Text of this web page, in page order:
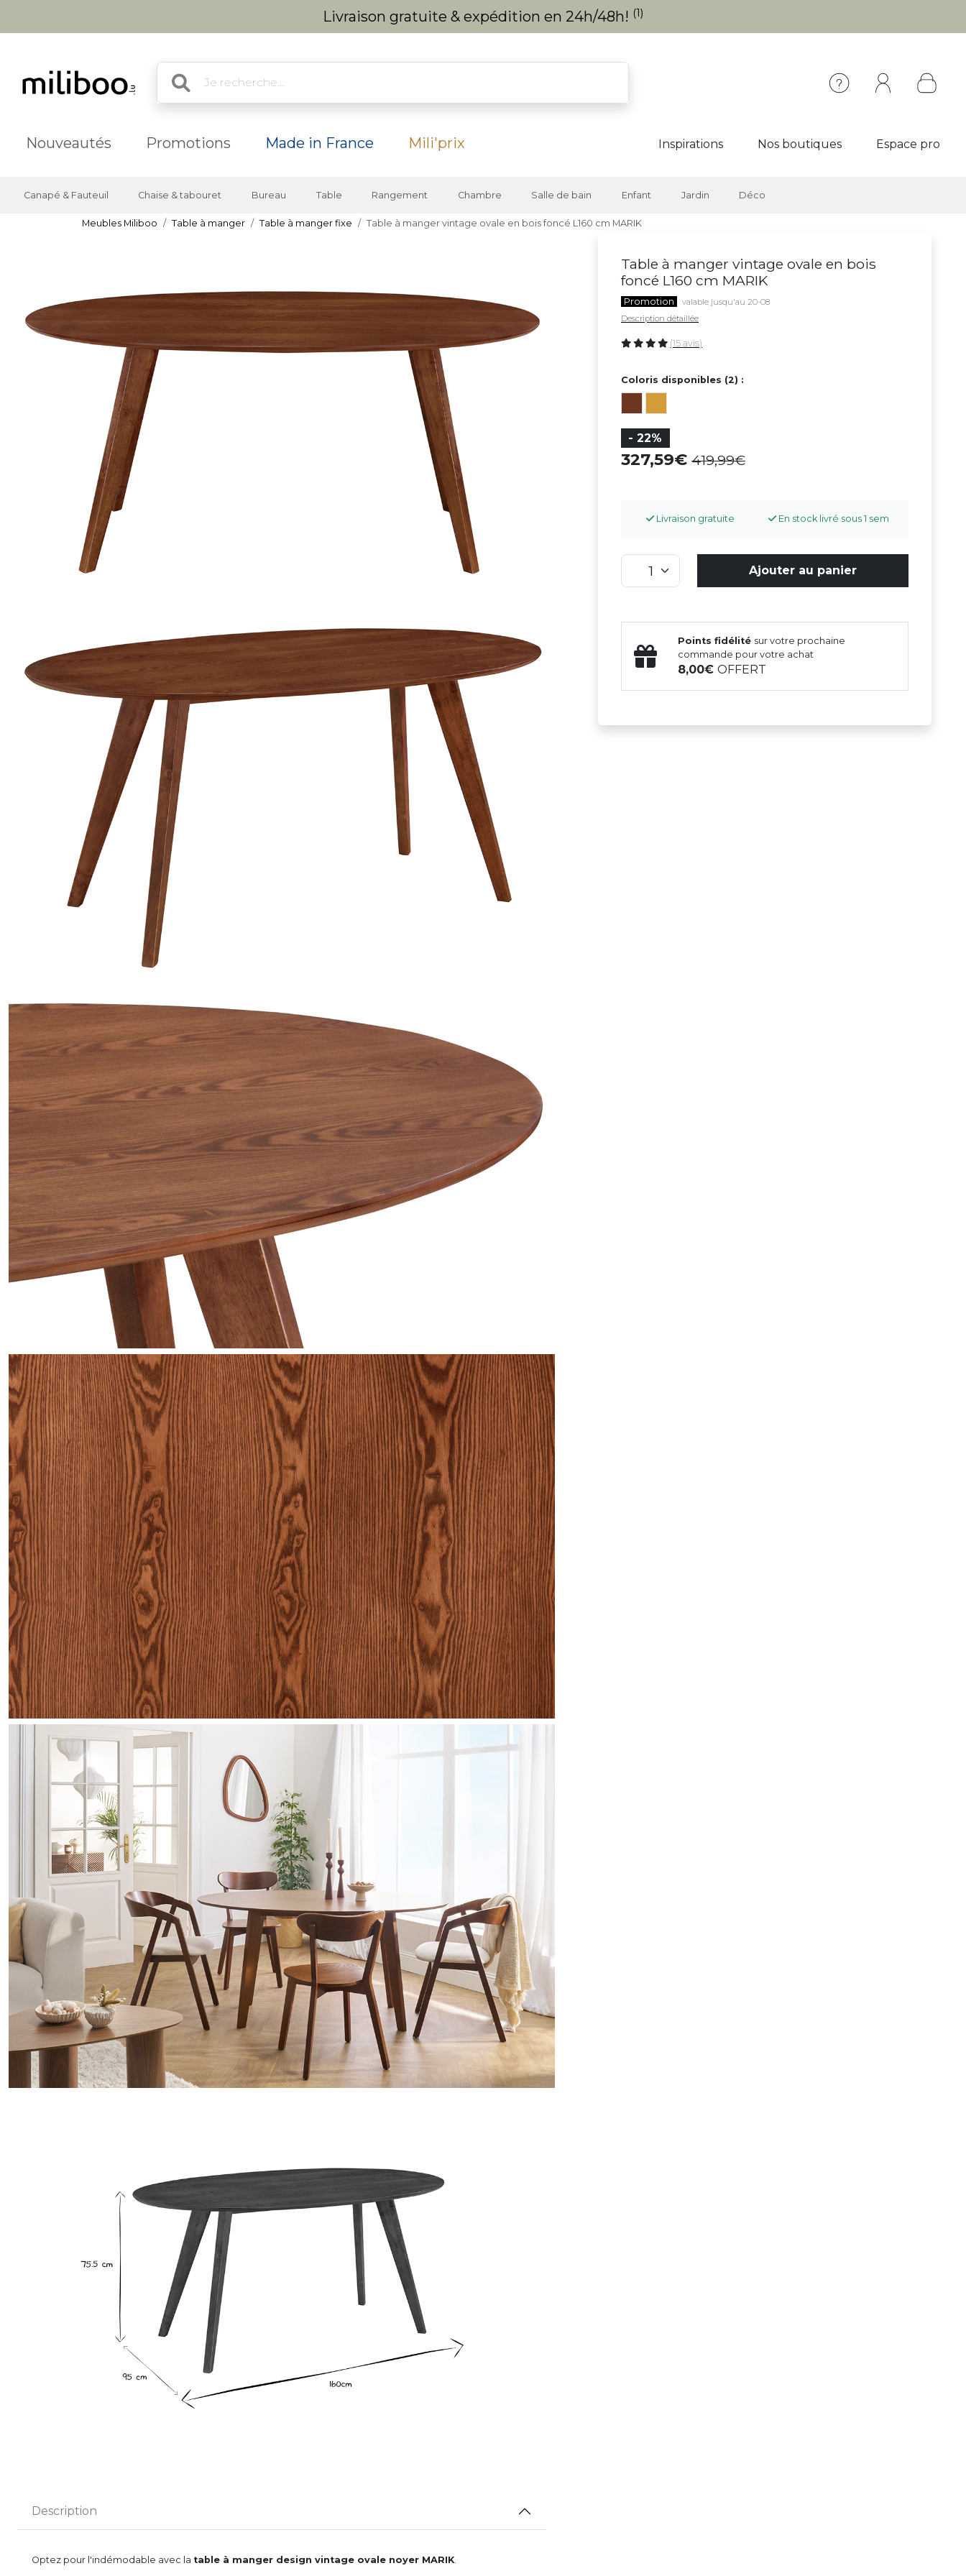
Livraison gratuite & expédition en 24h/48h! (1)
Nouveautés Promotions Made in France Mili'prix Inspirations Nos boutiques Espace pro
Canapé & Fauteuil Chaise & tabouret Bureau Table Rangement Chambre Salle de bain Enfant Jardin Déco
Meubles Miliboo Table à manger Table à manger fixe Table à manger vintage ovale en bois foncé L160 cm MARIK
Table à manger vintage ovale en bois
foncé L160 cm MARIK
Promotion
valable jusqu'au 20-08
Description détaillée
(15 avis)
Coloris disponibles (2) :
- 22%
327,59 419,99
Livraison gratuite En stock livré sous 1 sem
Ajouter au panier
Points fidélité sur votre prochaine
commande pour votre achat
8,00OFFERT
Description
Optez pour l'indémodable avec la table à manger design vintage ovale noyer MARIK